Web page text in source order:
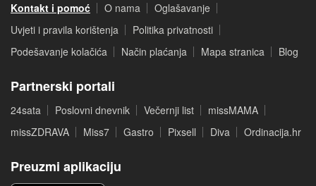
Kontakt i pomoć O nama
Oglašavanje
Uvjeti i pravila korištenja
Politika privatnosti
Podešavanje kolačića
Način plaćanja Mapa stranica Blog
Partnerski portali
24sata Poslovni dnevnik Večernji list
missMAMA
missZDRAVA
Miss7 Gastro Pixsell Diva Ordinacija.hr
Preuzmi aplikaciju